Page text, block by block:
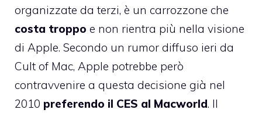
organizzate da terzi, è un carrozzone che
costa troppo e non rientra più nella visione
di Apple. Secondo un rumor diffuso ieri da
Cult of Mac, Apple potrebbe però
contravvenire a questa decisione già nel
2010 preferendo il CES al Macworld. Il